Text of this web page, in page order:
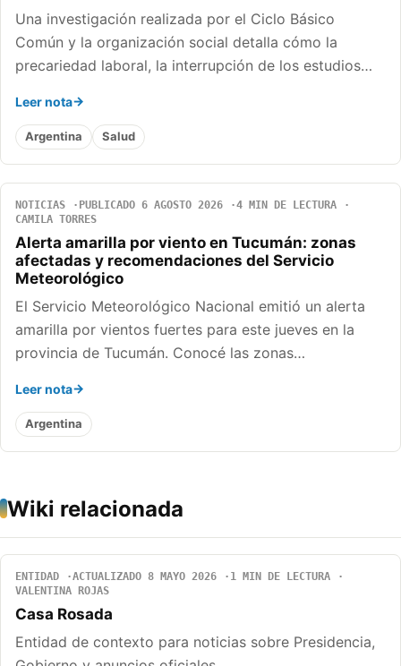
Una investigación realizada por el Ciclo Básico
Común y la organización social detalla cómo la
precariedad laboral, la interrupción de los estudios…
Leer nota
Argentina Salud
NOTICIAS PUBLICADO 6 AGOSTO 2026
4 MIN DE LECTURA
CAMILA TORRES
Alerta amarilla por viento en Tucumán: zonas
afectadas y recomendaciones del Servicio
Meteorológico
El Servicio Meteorológico Nacional emitió un alerta
amarilla por vientos fuertes para este jueves en la
provincia de Tucumán. Conocé las zonas…
Leer nota
Argentina
Wiki relacionada
ENTIDAD ACTUALIZADO 8 MAYO 2026
1 MIN DE LECTURA
VALENTINA ROJAS
Casa Rosada
Entidad de contexto para noticias sobre Presidencia,